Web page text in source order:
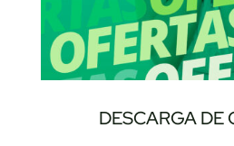
DESCARGA DE